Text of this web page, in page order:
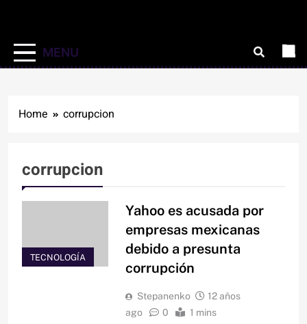
MENU
Home corrupcion
corrupcion
TECNOLOGÍA
Yahoo es acusada por
empresas mexicanas
debido a presunta
corrupción
Stepanenko
12 años
ago
0 1 mins